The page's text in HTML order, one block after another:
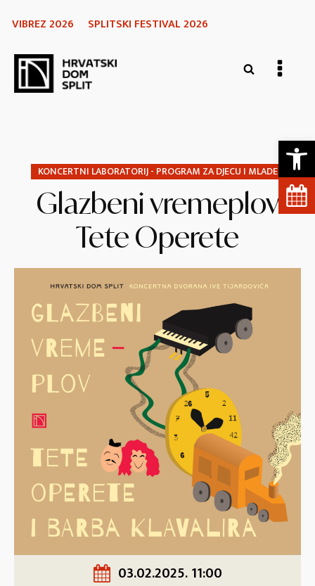
VIBREZ 2026 SPLITSKI FESTIVAL 2026
KONCERTNI LABORATORIJ - PROGRAM ZA DJECU I MLADE
Glazbeni vremeplov
Tete Operete
03.02.2025. 11:00